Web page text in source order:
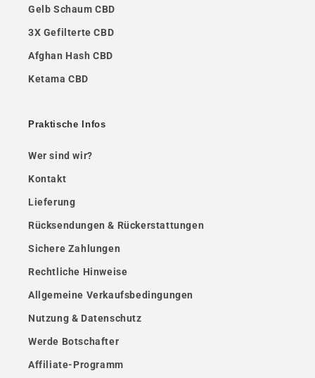
Gelb Schaum CBD
3X Gefilterte CBD
Afghan Hash CBD
Ketama CBD
Praktische Infos
Wer sind wir?
Kontakt
Lieferung
Rücksendungen & Rückerstattungen
Sichere Zahlungen
Rechtliche Hinweise
Allgemeine Verkaufsbedingungen
Nutzung & Datenschutz
Werde Botschafter
Affiliate-Programm